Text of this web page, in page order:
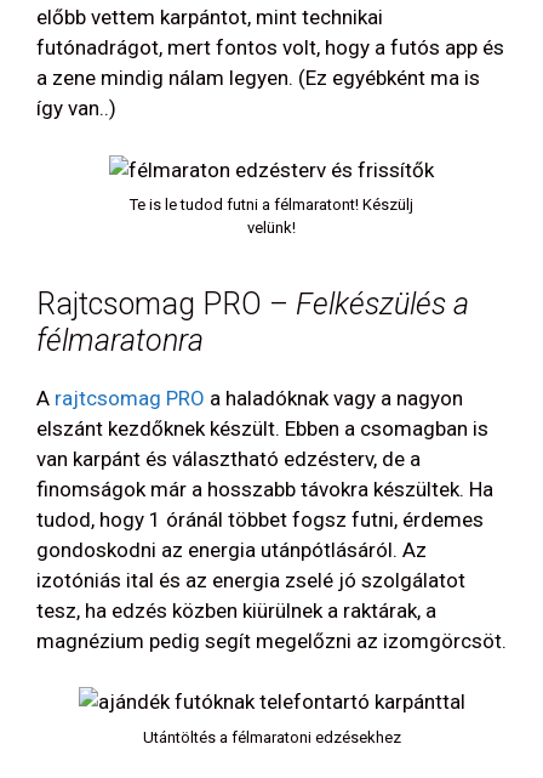
előbb vettem karpántot, mint technikai
futónadrágot, mert fontos volt, hogy a futós app és
a zene mindig nálam legyen. (Ez egyébként ma is
így van..)
Te is le tudod futni a félmaratont! Készülj
velünk!
Rajtcsomag PRO – Felkészülés a
félmaratonra
A rajtcsomag PRO a haladóknak vagy a nagyon
elszánt kezdőknek készült. Ebben a csomagban is
van karpánt és választható edzésterv, de a
finomságok már a hosszabb távokra készültek. Ha
tudod, hogy 1 óránál többet fogsz futni, érdemes
gondoskodni az energia utánpótlásáról. Az
izotóniás ital és az energia zselé jó szolgálatot
tesz, ha edzés közben kiürülnek a raktárak, a
magnézium pedig segít megelőzni az izomgörcsöt.
Utántöltés a félmaratoni edzésekhez